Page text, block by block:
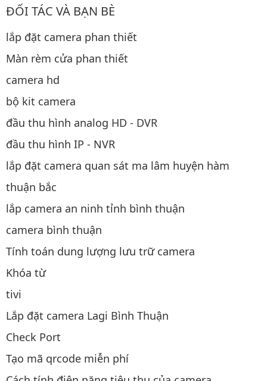
ĐỐI TÁC VÀ BẠN BÈ
lắp đặt camera phan thiết
Màn rèm cửa phan thiết
camera hd
bộ kit camera
đầu thu hình analog HD - DVR
đầu thu hình IP - NVR
lắp đặt camera quan sát ma lâm huyện hàm
thuận bắc
lắp camera an ninh tỉnh bình thuận
camera bình thuận
Tính toán dung lượng lưu trữ camera
Khóa từ
tivi
Lắp đặt camera Lagi Bình Thuận
Check Port
Tạo mã qrcode miễn phí